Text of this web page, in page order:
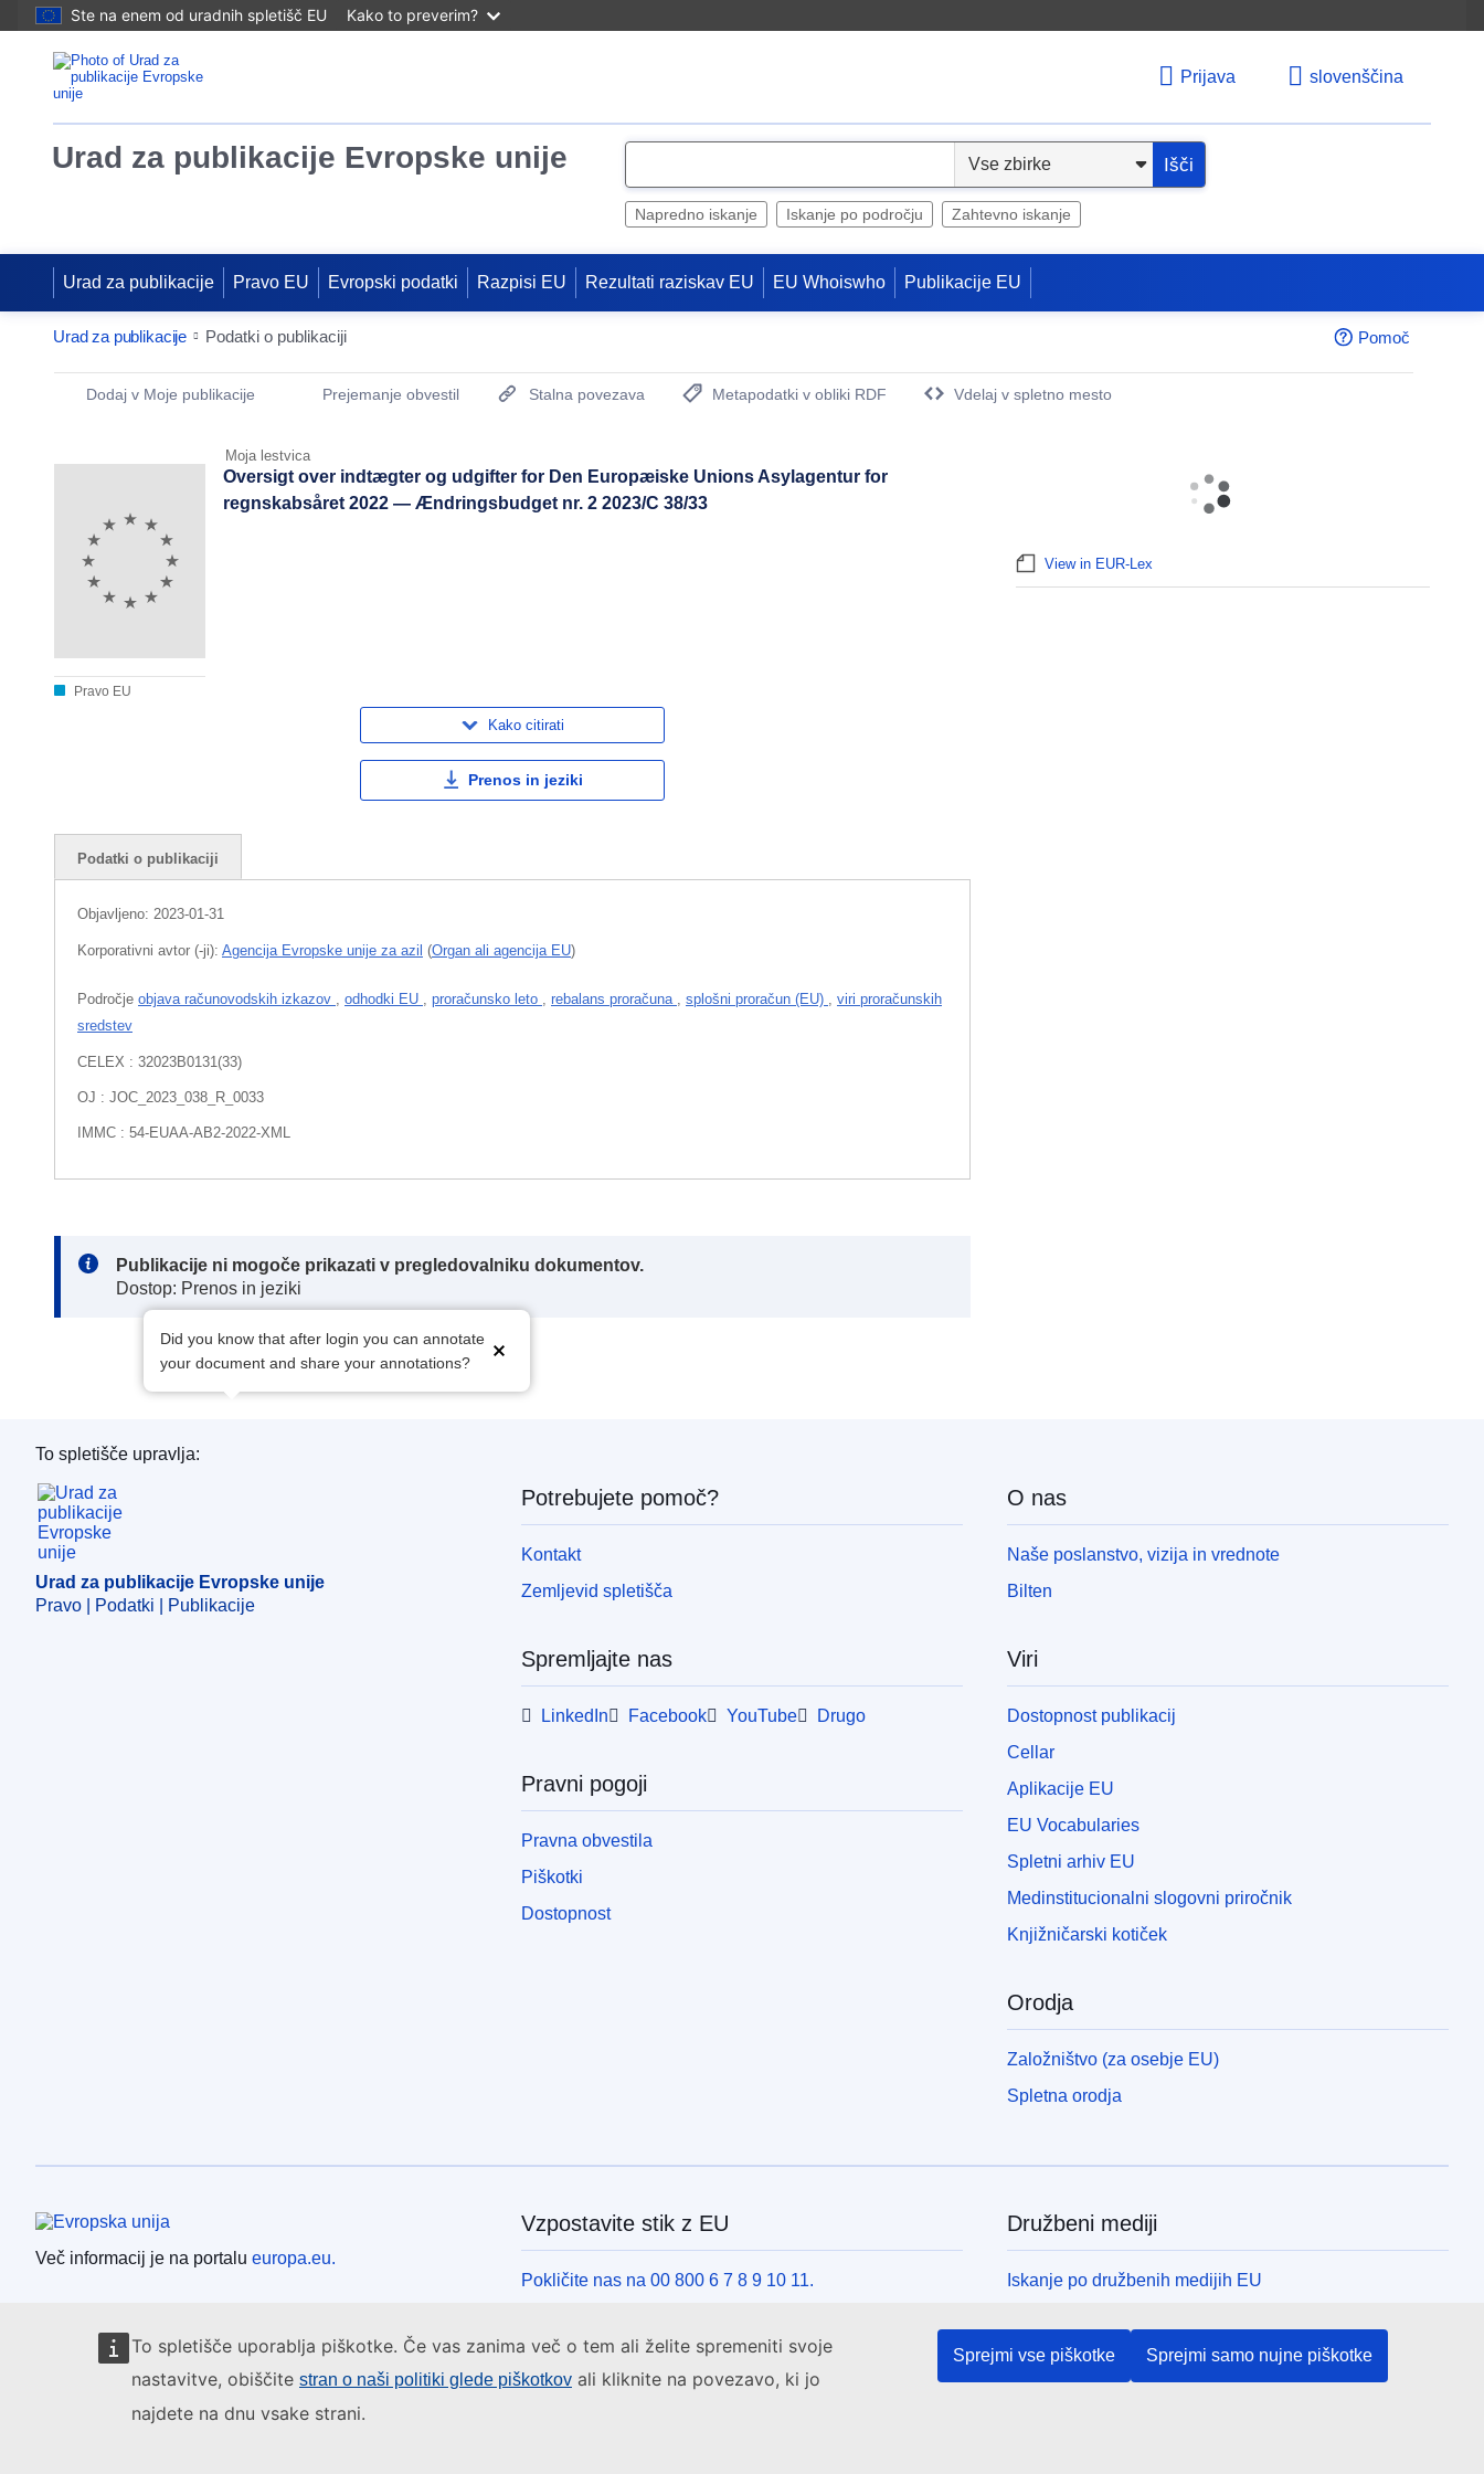
Ste na enem od uradnih spletišč EU Kako to preverim?
To spletišče uporablja piškotke. Če vas zanima več o tem ali želite spremeniti svoje
nastavitve, obiščite stran o naši politiki glede piškotkov ali kliknite na povezavo, ki jo
najdete na dnu vsake strani.
Sprejmi vse piškotke Sprejmi samo nujne piškotke
Prijava slovenščina
Urad za publikacije Evropske unije
e
Išči
Napredno iskanje Iskanje po področju Zahtevno iskanje
Urad za publikacije Pravo EU Evropski podatki Razpisi EU Rezultati raziskav EU EU Whoiswho Publikacije EU
Urad za publikacije Podatki o publikaciji Pomoč
Publication Detail Actions Portlet
Dodaj v Moje publikacije Prejemanje obvestil Stalna povezava
Metapodatki v obliki RDF
Vdelaj v spletno mesto
Moja lestvica
Pravo EU
Oversigt over indtægter og udgifter for Den Europæiske Unions Asylagentur for
regnskabsåret 2022 — Ændringsbudget nr. 2 2023/C 38/33
Kako citirati
Prenos in jeziki
Podatki o publikaciji
Objavljeno: 2023-01-31
Korporativni avtor (-ji): Agencija Evropske unije za azil (Organ ali agencija EU)
Področje objava računovodskih izkazov odhodki EU proračunsko leto rebalans proračuna splošni proračun (EU)
viri proračunskih
sredstev
CELEX : 32023B0131(33)
OJ : JOC_2023_038_R_0033
IMMC : 54-EUAA-AB2-2022-XML
Note:
Publikacije ni mogoče prikazati v pregledovalniku dokumentov.
Dostop: Prenos in jeziki
Did you know that after login you can annotate
your document and share your annotations?
View in EUR-Lex
Urad za publikacije Evropske unije
To spletišče upravlja:
Urad za publikacije Evropske unije
Pravo | Podatki | Publikacije
Potrebujete pomoč?
Kontakt
Zemljevid spletišča
Spremljajte nas
LinkedIn Facebook YouTube Drugo
Pravni pogoji
Pravna obvestila
Piškotki
Dostopnost
O nas
Naše poslanstvo, vizija in vrednote
Bilten
Viri
Dostopnost publikacij
Cellar
Aplikacije EU
EU Vocabularies
Spletni arhiv EU
Medinstitucionalni slogovni priročnik
Knjižničarski kotiček
Orodja
Založništvo (za osebje EU)
Spletna orodja
Evropska unija
Več informacij je na portalu europa.eu.
Vzpostavite stik z EU
Pokličite nas na 00 800 6 7 8 9 10 11.
Pišite nam s kontaktnim obrazcem.
Obiščite nas v enem od centrov EU.
Družbeni mediji
Iskanje po družbenih medijih EU
Institucije in organi EU